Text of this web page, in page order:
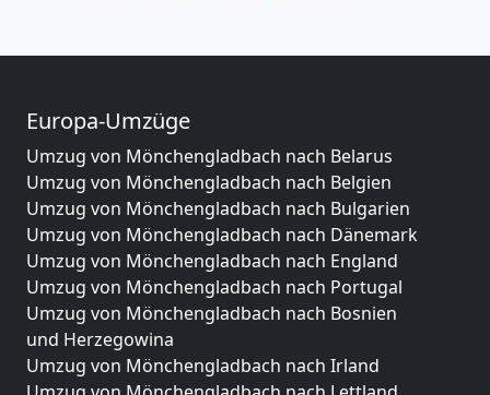
Europa-Umzüge
Umzug von Mönchengladbach nach Belarus
Umzug von Mönchengladbach nach Belgien
Umzug von Mönchengladbach nach Bulgarien
Umzug von Mönchengladbach nach Dänemark
Umzug von Mönchengladbach nach England
Umzug von Mönchengladbach nach Portugal
Umzug von Mönchengladbach nach Bosnien
und Herzegowina
Umzug von Mönchengladbach nach Irland